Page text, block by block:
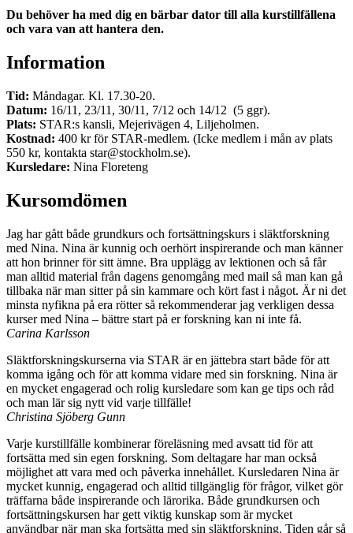
Du behöver ha med dig en bärbar dator till alla kurstillfällena
och vara van att hantera den.
Information
Tid: Måndagar. Kl. 17.30-20.
Datum: 16/11, 23/11, 30/11, 7/12 och 14/12 (5 ggr).
Plats: STAR:s kansli, Mejerivägen 4, Liljeholmen.
Kostnad: 400 kr för STAR-medlem. (Icke medlem i mån av plats
550 kr, kontakta star@stockholm.se).
Kursledare: Nina Floreteng
Kursomdömen
Jag har gått både grundkurs och fortsättningskurs i släktforskning
med Nina. Nina är kunnig och oerhört inspirerande och man känner
att hon brinner för sitt ämne. Bra upplägg av lektionen och så får
man alltid material från dagens genomgång med mail så man kan gå
tillbaka när man sitter på sin kammare och kört fast i något. Är ni det
minsta nyfikna på era rötter så rekommenderar jag verkligen dessa
kurser med Nina – bättre start på er forskning kan ni inte få.
Carina Karlsson
Släktforskningskurserna via STAR är en jättebra start både för att
komma igång och för att komma vidare med sin forskning. Nina är
en mycket engagerad och rolig kursledare som kan ge tips och råd
och man lär sig nytt vid varje tillfälle!
Christina Sjöberg Gunn
Varje kurstillfälle kombinerar föreläsning med avsatt tid för att
fortsätta med sin egen forskning. Som deltagare har man också
möjlighet att vara med och påverka innehållet. Kursledaren Nina är
mycket kunnig, engagerad och alltid tillgänglig för frågor, vilket gör
träffarna både inspirerande och lärorika. Både grundkursen och
fortsättningskursen har gett viktig kunskap som är mycket
användbar när man ska fortsätta med sin släktforskning. Tiden går så